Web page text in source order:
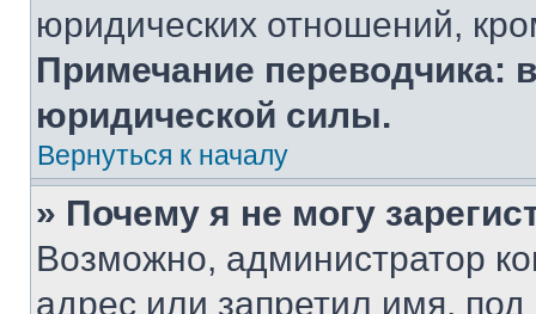
юридических отношений,
Примечание переводчика:
юридической силы.
Вернуться к началу
» Почему я не могу
Возможно, администратор
адрес или запретил имя,